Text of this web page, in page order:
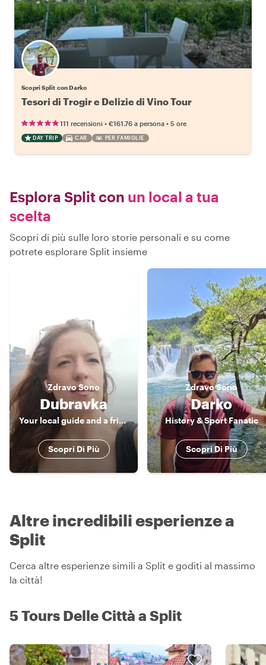
Scopri Split con Darko
Tesori di Trogir e Delizie di Vino Tour
111 recensioni • €161.76 a persona • 5 ore
DAY TRIP CAR PER FAMIGLIE
Esplora Split con un local a tua
scelta
Scopri di più sulle loro storie personali e su come
potrete esplorare Split insieme
ZdravoSono
Dubravka
Your local guide and a friend
Scopri Di Più
ZdravoSono
Darko
History & Sport Fanatic
Scopri Di Più
Altre incredibili esperienze a
Split
Cerca altre esperienze simili a Split e goditi al massimo
la città!
5 Tours Delle Città a Split